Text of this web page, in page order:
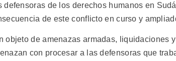
defensoras de los derechos humanos en
de este conflicto en curso y
objeto de amenazas armadas, liquidaciones
con procesar a las defensoras que